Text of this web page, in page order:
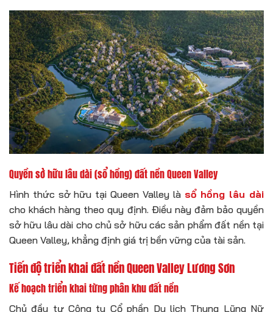
Quyền sở hữu lâu dài (sổ hồng) đất nền Queen Valley
Hình thức sở hữu tại Queen Valley là sổ hồng lâu dài
cho khách hàng theo quy định. Điều này đảm bảo quyền
sở hữu lâu dài cho chủ sở hữu các sản phẩm đất nền tại
Queen Valley, khẳng định giá trị bền vững của tài sản.
Tiến độ triển khai đất nền Queen Valley Lương Sơn
Kế hoạch triển khai từng phân khu đất nền
Chủ đầu tư Công ty Cổ phần Du lịch Thung Lũng Nữ